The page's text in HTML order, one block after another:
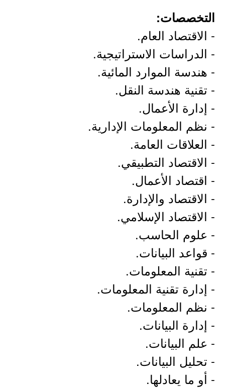
التخصصات:
- الاقتصاد العام.
- الدراسات الاستراتيجية.
- هندسة الموارد المائية.
- تقنية هندسة النقل.
- إدارة الأعمال.
- نظم المعلومات الإدارية.
- العلاقات العامة.
- الاقتصاد التطبيقي.
- اقتصاد الأعمال.
- الاقتصاد والإدارة.
- الاقتصاد الإسلامي.
- علوم الحاسب.
- قواعد البيانات.
- تقنية المعلومات.
- إدارة تقنية المعلومات.
- نظم المعلومات.
- إدارة البيانات.
- علم البيانات.
- تحليل البيانات.
- أو ما يعادلها.